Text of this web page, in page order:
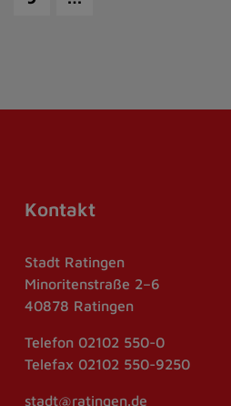
Kontakt
Stadt Ratingen
Minoritenstraße 2–6
40878 Ratingen
Telefon 02102 550-0
Telefax 02102 550-9250
stadt@ratingen.de